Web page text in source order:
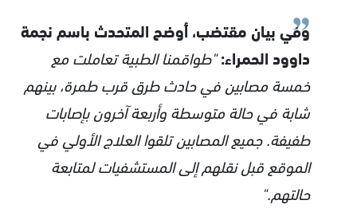
وفي بيان مقتضب، أوضح المتحدث باسم نجمة
داوود الحمراء:"طواقمنا الطبية تعاملت مع
خمسة مصابين في حادث طرق قرب طمرة، بينهم
شابة في حالة متوسطة وأربعة آخرون بإصابات
طفيفة. جميع المصابين تلقوا العلاج الأولي في
الموقع قبل نقلهم إلى المستشفيات لمتابعة
حالتهم."